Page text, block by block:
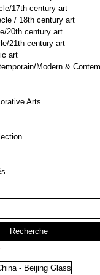
17th century art
/ 18th century art
20th century art
21th century art
art
Modern &
Arts